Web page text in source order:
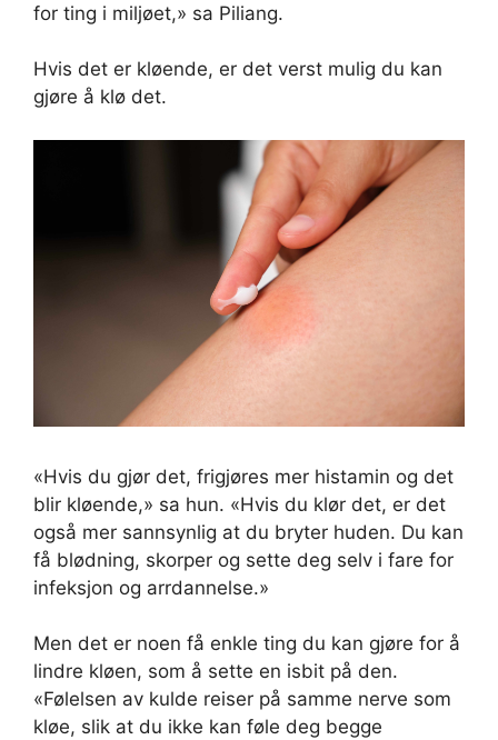
for ting i miljøet,» sa Piliang.
Hvis det er kløende, er det verst mulig du kan
gjøre å klø det.
«Hvis du gjør det, frigjøres mer histamin og det
blir kløende,» sa hun. «Hvis du klør det, er det
også mer sannsynlig at du bryter huden. Du kan
få blødning, skorper og sette deg selv i fare for
infeksjon og arrdannelse.»
Men det er noen få enkle ting du kan gjøre for å
lindre kløen, som å sette en isbit på den.
«Følelsen av kulde reiser på samme nerve som
kløe, slik at du ikke kan føle deg begge